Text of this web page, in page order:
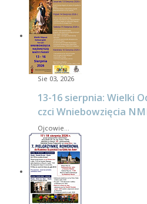
Sie 03, 2026
13-16 sierpnia: Wielki
czci Wniebowzięcia
Ojcowie…